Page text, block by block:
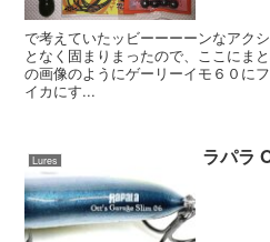
で考えていたッビーーーーンなアク
となく固まりまったので、ここにま
の画像のようにゲーリーイモ６０に
イカにす...
Lures ラパラ